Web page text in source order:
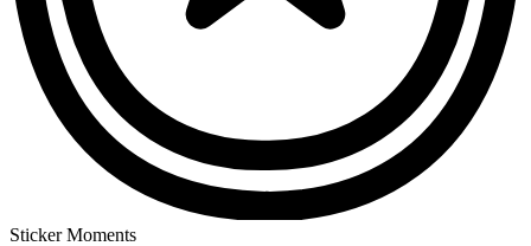
Sticker Moments